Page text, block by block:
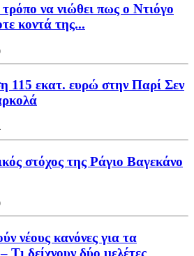
να νιώθει πως ο Ντιόγο
κοντά της...
115 εκατ. ευρώ στην Παρί Σεν
στόχος της Ράγιο Βαγεκάνο
νέους κανόνες για τα
Τι δείχνουν δύο μελέτες